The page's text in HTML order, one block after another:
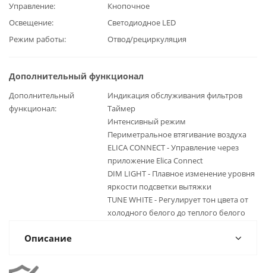
Управление
Кнопочное
Освещение
Светодиодное LED
Режим работы
Отвод/рециркуляция
Дополнительный функционал
Дополнительный
функционал
Индикация обслуживания фильтров
Таймер
Интенсивный режим
Периметральное втягивание воздуха
ELICA CONNECT - Управление через
приложение Elica Connect
DIM LIGHT - Плавное изменение уровня
яркости подсветки вытяжки
TUNE WHITE - Регулирует тон цвета от
холодного белого до теплого белого
Описание